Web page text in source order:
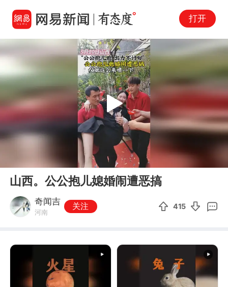
打开
00:11
Play
山西。公公抱儿媳婚闹遭恶搞
奇闻吉
河南
关注 415